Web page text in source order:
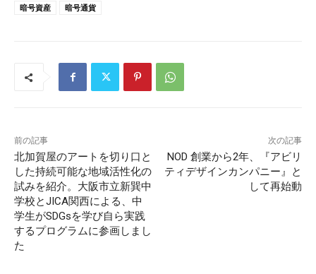
暗号資産
暗号通貨
前の記事
北加賀屋のアートを切り口と
した持続可能な地域活性化の
試みを紹介。大阪市立新巽中
学校とJICA関西による、中
学生がSDGsを学び自ら実践
するプログラムに参画しまし
た
次の記事
NOD 創業から2年、『アビリ
ティデザインカンパニー』と
して再始動